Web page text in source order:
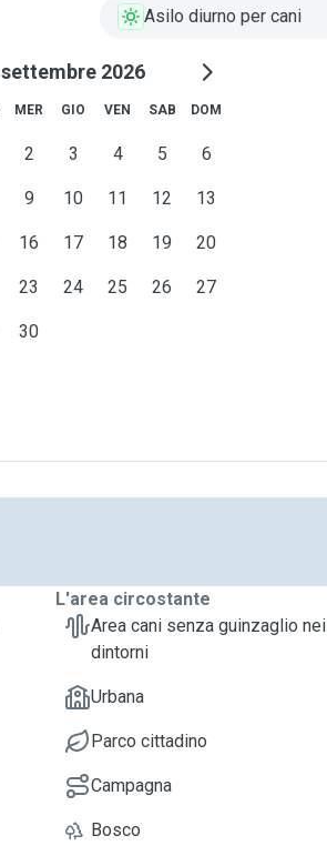
Asilo diurno per cani
settembre 2026
MER GIO VEN SAB DOM
2 3 4 5 6
9 10 11 12 13
16 17 18 19 20
23 24 25 26 27
30
L'area circostante
Area cani senza guinzaglio nei
dintorni
Urbana
Parco cittadino
Campagna
Bosco